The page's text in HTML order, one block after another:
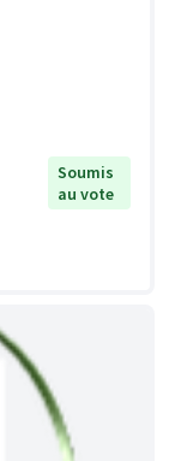
Soumis
au vote